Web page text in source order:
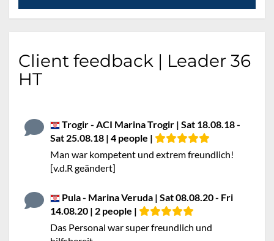
Client feedback | Leader 36
HT
Trogir - ACI Marina Trogir | Sat 18.08.18 -
Sat 25.08.18 | 4 people |
Man war kompetent und extrem freundlich!
[v.d.R geändert]
Pula - Marina Veruda | Sat 08.08.20 - Fri
14.08.20 | 2 people |
Das Personal war super freundlich und